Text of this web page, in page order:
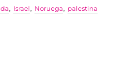
, Israel , Noruega, palestina